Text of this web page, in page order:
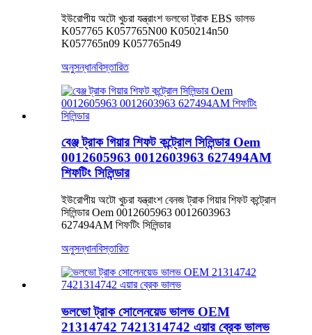
ইউরোপীয় অটো খুচরা যন্ত্রাংশ ভলভো ট্রাক EBS ভালভ
K057765 K057765N00 K050214n50
K057765n09 K057765n49
অনুসন্ধানবিস্তারিত
বেঞ্জ ট্রাক গিয়ার শিফট কন্ট্রোল সিলিন্ডার Oem
0012605963 0012603963 627494AM
শিফটিং সিলিন্ডার
ইউরোপীয় অটো খুচরা যন্ত্রাংশ বেনজ ট্রাক গিয়ার শিফট কন্ট্রোল
সিলিন্ডার Oem 0012605963 0012603963
627494AM শিফটিং সিলিন্ডার
অনুসন্ধানবিস্তারিত
ভলভো ট্রাক সোলেনয়েড ভালভ OEM
21314742 7421314742 এয়ার ব্রেক ভালভ